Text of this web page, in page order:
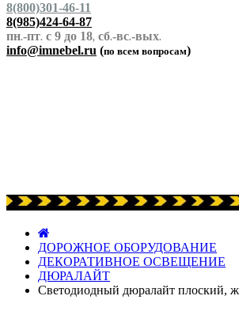
8(800)301-46-11
8(985)424-64-87
пн.-пт. с 9 до 18, сб.-вс.-вых.
info@imnebel.ru (по всем вопросам)
ДОРОЖНОЕ ОБОРУДОВАНИЕ
ДЕКОРАТИВНОЕ ОСВЕЩЕНИЕ
ДЮРАЛАЙТ
Светодиодный дюралайт плоский,